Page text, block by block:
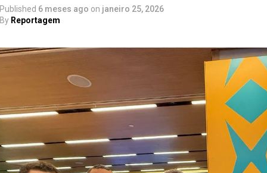
Published 6 meses ago on janeiro 25, 2026
By Reportagem